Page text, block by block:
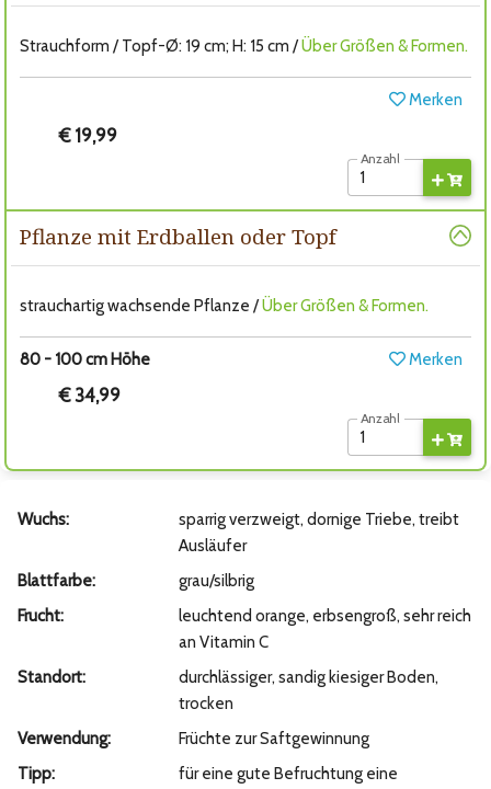
Strauchform / Topf-Ø: 19 cm; H: 15 cm /Über Größen & Formen.
Merken
€ 19,99
Anzahl
Pflanze mit Erdballen oder Topf
strauchartig wachsende Pflanze /Über Größen & Formen.
80 - 100 cm Höhe Merken
€ 34,99
Anzahl
Wuchs:
sparrig verzweigt, dornige Triebe, treibt
Ausläufer
Blattfarbe:
grau/silbrig
Frucht:
leuchtend orange, erbsengroß, sehr reich
an Vitamin C
Standort:
durchlässiger, sandig kiesiger Boden,
trocken
Verwendung:
Früchte zur Saftgewinnung
Tipp:
für eine gute Befruchtung eine